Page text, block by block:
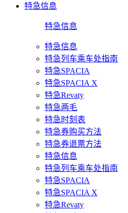
特急信息
特急信息
特急信息
特急列车乘车处指南
特急SPACIA
特急SPACIA X
特急Revaty
特急两毛
特急时刻表
特急券购买方法
特急券退票方法
特急信息
特急列车乘车处指南
特急SPACIA
特急SPACIA X
特急Revaty